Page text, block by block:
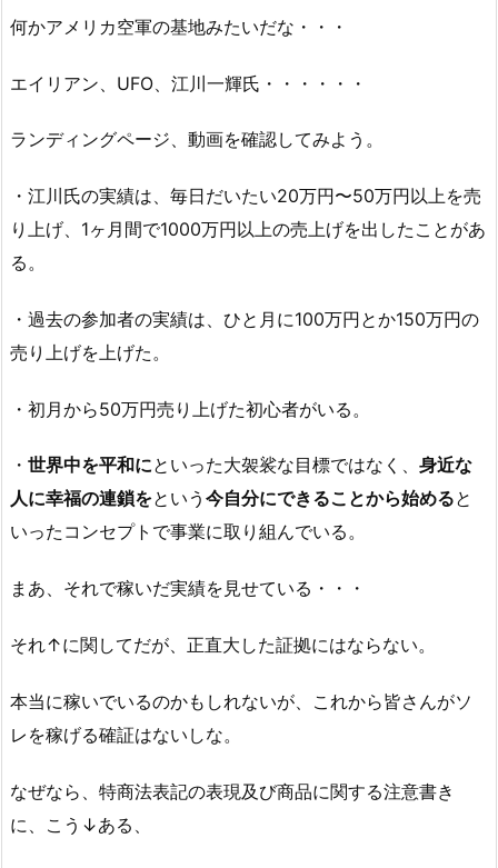
何かアメリカ空軍の基地みたいだな・・・
エイリアン、UFO、江川一輝氏・・・・・・
ランディングページ、動画を確認してみよう。
・江川氏の実績は、毎日だいたい20万円〜50万円以上を売
り上げ、1ヶ月間で1000万円以上の売上げを出したことがあ
る。
・過去の参加者の実績は、ひと月に100万円とか150万円の
売り上げを上げた。
・初月から50万円売り上げた初心者がいる。
・ 世界中を平和にといった大袈裟な目標ではなく、 身近な
人に幸福の連鎖をという 今自分にできることから始めると
いったコンセプトで事業に取り組んでいる。
まあ、それで稼いだ実績を見せている・・・
それ↑に関してだが、正直大した証拠にはならない。
本当に稼いでいるのかもしれないが、これから皆さんがソ
レを稼げる確証はないしな。
なぜなら、特商法表記の表現及び商品に関する注意書き
に、こう↓ある、